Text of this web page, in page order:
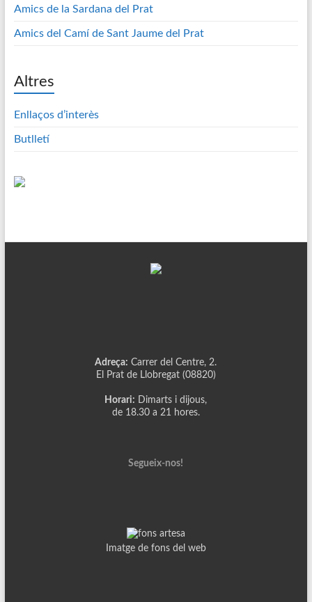
Amics de la Sardana del Prat
Amics del Camí de Sant Jaume del Prat
Altres
Enllaços d’interès
Butlletí
Adreça: Carrer del Centre, 2.
El Prat de Llobregat (08820)
Horari: Dimarts i dijous,
de 18.30 a 21 hores.
Segueix-nos!
Imatge de fons del web